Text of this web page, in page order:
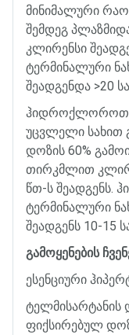
მინიმალური
შემდეგ
კლირენსი
ტერმინალური
შეადგენდა >20
უცვლელი სახით
დოზის 60%
თირკმლით
წთ-ს შეადგენს.
ტერმინალური
შეადგენს 10-15
გამოყენების
ესენციური
ტელმისარტანის
ფიქსირებულ